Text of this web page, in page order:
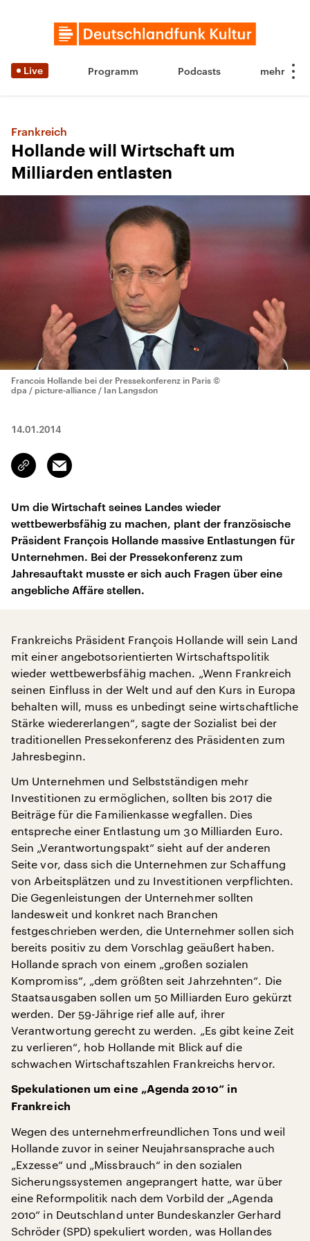
Live Programm Podcasts
Frankreich
Hollande will Wirtschaft um
Milliarden entlasten
Francois Hollande bei der Pressekonferenz in Paris ©
dpa / picture-alliance / Ian Langsdon
14.01.2014
Link
kopieren/teilen
Email
Um die Wirtschaft seines Landes wieder
wettbewerbsfähig zu machen, plant der französische
Präsident François Hollande massive Entlastungen für
Unternehmen. Bei der Pressekonferenz zum
Jahresauftakt musste er sich auch Fragen über eine
angebliche Affäre stellen.
Frankreichs Präsident François Hollande will sein Land
mit einer angebotsorientierten Wirtschaftspolitik
wieder wettbewerbsfähig machen. „Wenn Frankreich
seinen Einfluss in der Welt und auf den Kurs in Europa
behalten will, muss es unbedingt seine wirtschaftliche
Stärke wiedererlangen“, sagte der Sozialist bei der
traditionellen Pressekonferenz des Präsidenten zum
Jahresbeginn.
Um Unternehmen und Selbstständigen mehr
Investitionen zu ermöglichen, sollten bis 2017 die
Beiträge für die Familienkasse wegfallen. Dies
entspreche einer Entlastung um 30 Milliarden Euro.
Sein „Verantwortungspakt“ sieht auf der anderen
Seite vor, dass sich die Unternehmen zur Schaffung
von Arbeitsplätzen und zu Investitionen verpflichten.
Die Gegenleistungen der Unternehmer sollten
landesweit und konkret nach Branchen
festgeschrieben werden, die Unternehmer sollen sich
bereits positiv zu dem Vorschlag geäußert haben.
Hollande sprach von einem „großen sozialen
Kompromiss“, „dem größten seit Jahrzehnten“. Die
Staatsausgaben sollen um 50 Milliarden Euro gekürzt
werden. Der 59-Jährige rief alle auf, ihrer
Verantwortung gerecht zu werden. „Es gibt keine Zeit
zu verlieren“, hob Hollande mit Blick auf die
schwachen Wirtschaftszahlen Frankreichs hervor.
Spekulationen um eine „Agenda 2010“ in
Frankreich
Wegen des unternehmerfreundlichen Tons und weil
Hollande zuvor in seiner Neujahrsansprache auch
„Exzesse“ und „Missbrauch“ in den sozialen
Sicherungssystemen angeprangert hatte, war über
eine Reformpolitik nach dem Vorbild der „Agenda
2010“ in Deutschland unter Bundeskanzler Gerhard
Schröder (SPD) spekuliert worden, was Hollandes